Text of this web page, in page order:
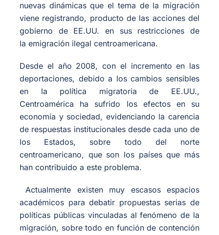
nuevas dinámicas que el tema de la migración
viene registrando, producto de las acciones del
gobierno de EE.UU. en sus restricciones de
la emigración ilegal centroamericana.
Desde el año 2008, con el incremento en las
deportaciones, debido a los cambios sensibles
en la política migratoria de EE.UU.,
Centroamérica ha sufrido los efectos en su
economía y sociedad, evidenciando la carencia
de respuestas institucionales desde cada uno de
los Estados, sobre todo del norte
centroamericano, que son los países que más
han contribuido a este problema.
Actualmente existen muy escasos espacios
académicos para debatir propuestas serias de
políticas públicas vinculadas al fenómeno de la
migración, sobre todo en función de contención